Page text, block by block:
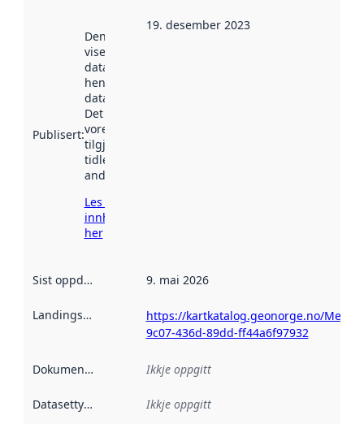
Publisert:
Denne datoen
viser når
datasettet vart
henta inn av
data.norge.no.
Det kan ha
vore
tilgjengeleg
tidlegare
andre stader.
Les meir om
innhenting
her
19. desember 2023
Sist oppdatert 9. mai 2026
Landingsside
https://kartkatalog.geonorge.no/
9c07-436d-89dd-ff44a6f97932
Dokumentasjon Ikkje oppgitt
Datasettype Ikkje oppgitt